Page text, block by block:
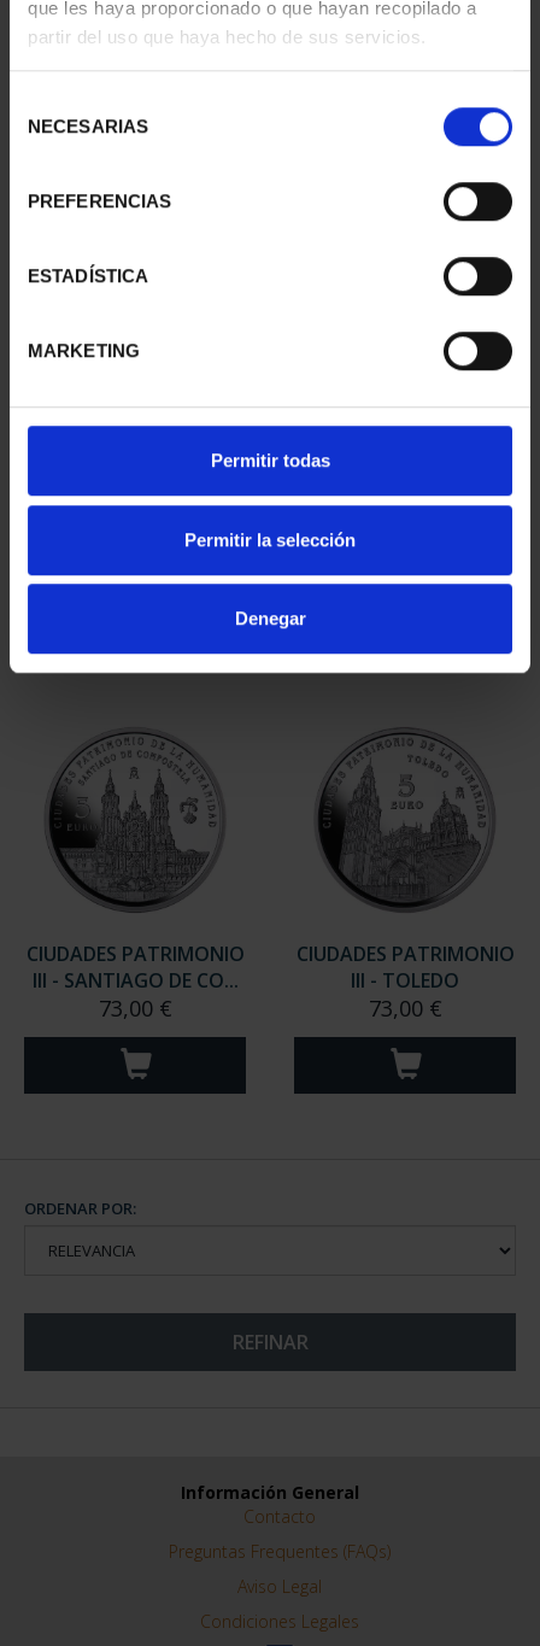
que les haya proporcionado o que hayan recopilado a
partir del uso que haya hecho de sus servicios.
NECESARIAS
PREFERENCIAS
ESTADÍSTICA
MARKETING
Permitir todas
Permitir la selección
Denegar
73,00 € 73,00 €
CIUDADES PATRIMONIO
II - SALAMANCA
CIUDADES PATRIMONIO
III - TARRAGONA
CIUDADES PATRIMONIO
III - SEGOVIA
73,00 €
CIUDADES PATRIMONIO
III - UBEDA
73,00 €